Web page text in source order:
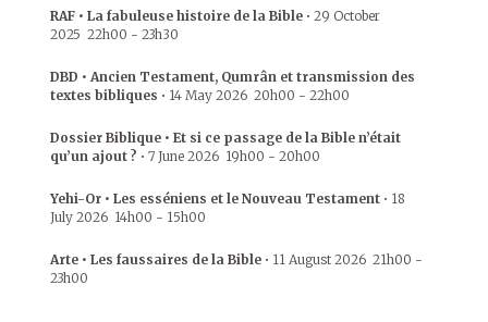
RAF • La fabuleuse histoire de la Bible • 29 October
2025 22h00 - 23h30
DBD • Ancien Testament, Qumrân et transmission des
textes bibliques • 14 May 2026 20h00 - 22h00
Dossier Biblique • Et si ce passage de la Bible n’était
qu’un ajout ? • 7 June 2026 19h00 - 20h00
Yehi-Or • Les esséniens et le Nouveau Testament • 18
July 2026 14h00 - 15h00
Arte • Les faussaires de la Bible • 11 August 2026 21h00 -
23h00